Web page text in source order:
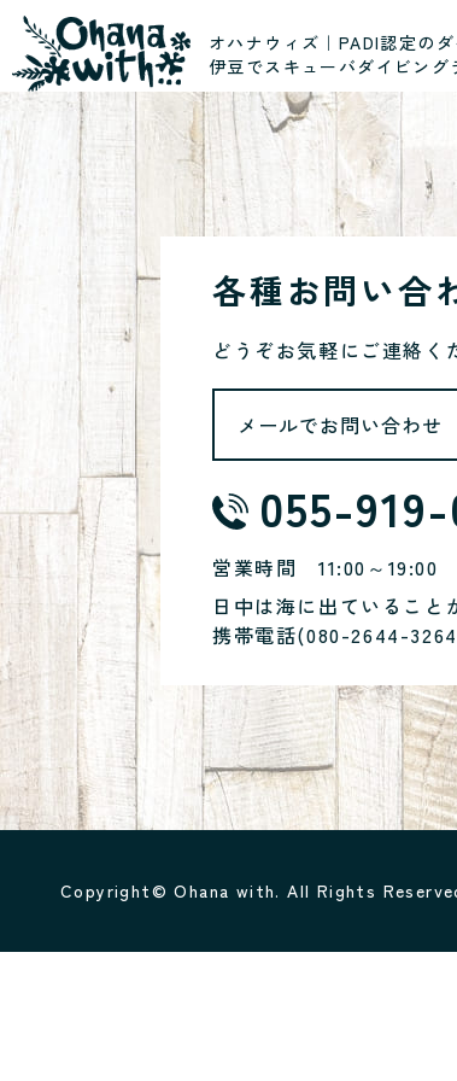
オハナウィズ｜PADI認定の
伊豆でスキューバダイビング
各種お問い合
どうぞお気軽にご連絡く
メールでお問い合わせ
055-
営業時間 11:00～19:00
日中は海に出ていること
携帯電話(080-2644-3264
Copyright© Ohana with. All Rights